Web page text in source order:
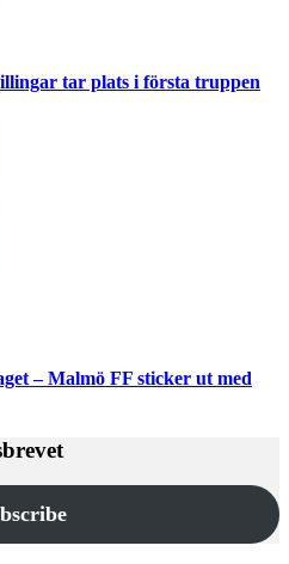
tar plats i första truppen
– Malmö FF sticker ut med